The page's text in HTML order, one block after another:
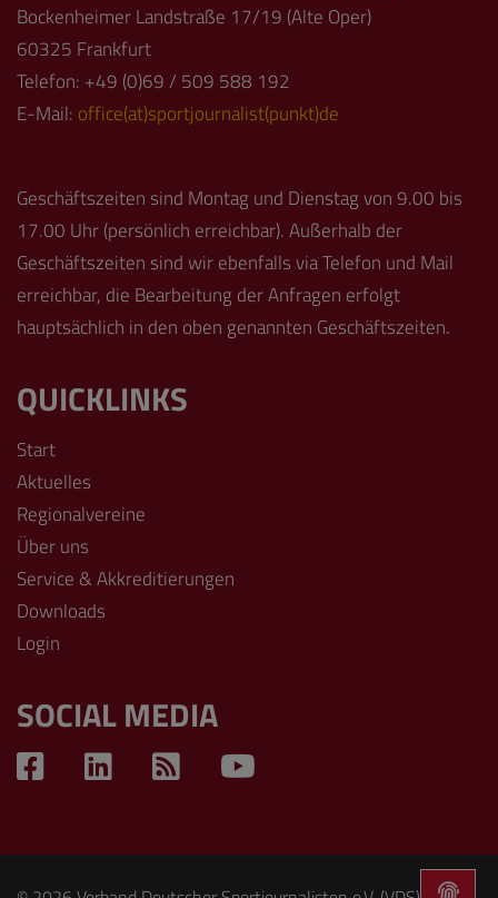
Bockenheimer Landstraße 17/19 (Alte Oper)
60325 Frankfurt
Telefon: +49 (0)69 / 509 588 192
E-Mail: office(at)sportjournalist(punkt)de
Geschäftszeiten sind Montag und Dienstag von 9.00 bis
17.00 Uhr (persönlich erreichbar). Außerhalb der
Geschäftszeiten sind wir ebenfalls via Telefon und Mail
erreichbar, die Bearbeitung der Anfragen erfolgt
hauptsächlich in den oben genannten Geschäftszeiten.
QUICKLINKS
Start
Aktuelles
Regionalvereine
Über uns
Service & Akkreditierungen
Downloads
Login
SOCIAL MEDIA